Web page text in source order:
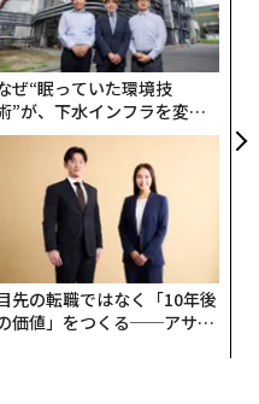
ぜ“眠っていた環境技
”が、下水インフラを変え
のか──産総研×月島JFE
アクアソリューションの10年
先の転職ではなく「10年後
価値」をつくる──アサイ